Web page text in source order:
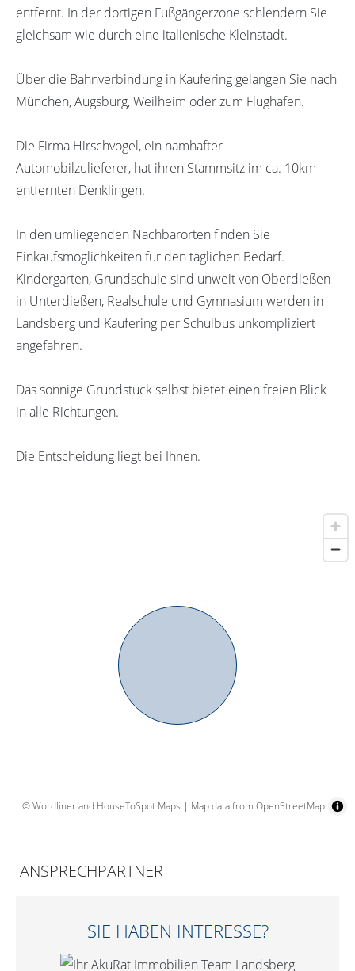
entfernt. In der dortigen Fußgängerzone schlendern Sie
gleichsam wie durch eine italienische Kleinstadt.
Über die Bahnverbindung in Kaufering gelangen Sie nach
München, Augsburg, Weilheim oder zum Flughafen.
Die Firma Hirschvogel, ein namhafter
Automobilzulieferer, hat ihren Stammsitz im ca. 10km
entfernten Denklingen.
In den umliegenden Nachbarorten finden Sie
Einkaufsmöglichkeiten für den täglichen Bedarf.
Kindergarten, Grundschule sind unweit von Oberdießen
in Unterdießen, Realschule und Gymnasium werden in
Landsberg und Kaufering per Schulbus unkompliziert
angefahren.
Das sonnige Grundstück selbst bietet einen freien Blick
in alle Richtungen.
Die Entscheidung liegt bei Ihnen.
© Wordliner and HouseToSpot Maps | Map data from OpenStreetMap
ANSPRECHPARTNER
SIE HABEN INTERESSE?